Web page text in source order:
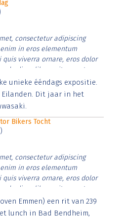
consectetur adipiscing
in eros elementum
quis viverra ornare, eros dolor
diam libero vitae erat.
justo cursus id rutrum lorem
risus tristique posuere.
unieke ééndags expositie.
Dit jaar in het
Bikers Tocht
consectetur adipiscing
in eros elementum
quis viverra ornare, eros dolor
diam libero vitae erat.
justo cursus id rutrum lorem
risus tristique posuere.
Emmen) een rit van 239
lunch in Bad Bendheim,